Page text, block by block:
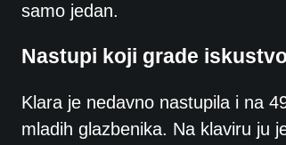
samo jedan.
Nastupi koji grade
Klara je nedavno nastupila i na
mladih glazbenika. Na klaviru ju